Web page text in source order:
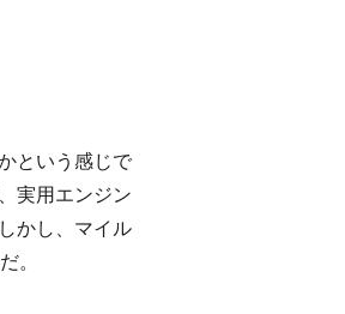
という感じで
実用エンジン
かし、マイル
。